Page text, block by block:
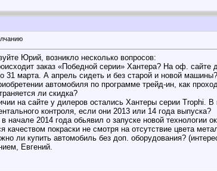
Юрий, возникло несколько вопросов:
заказ «Победной серии» Хантера? На оф.
31 марта. А апрель сидеть и без старой и новой машины?
автомобиля по программе трейд-ин, как
ли скидка?
на сайте у дилеров остались Хантеры серии Trophi.
контроля, если они 2013 или 14 года выпуска?
начале 2014 года обьявил о запуске новой технологии
качеством покраски не смотря на отсутствие цвета
ли купить автомобиль без доп. оборудования?
Евгений.